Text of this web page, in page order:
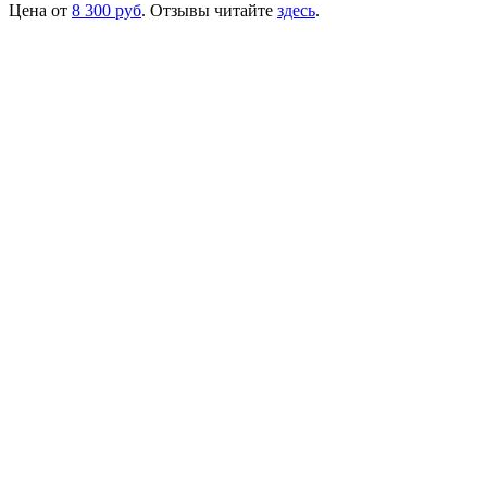
Цена от 8 300 руб. Отзывы читайте здесь.